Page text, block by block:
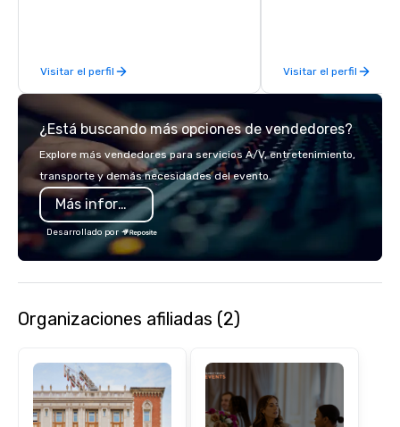
Visitar el perfil Visitar el perfil
¿Está buscando más opciones de vendedores?
Explore más vendedores para servicios A/V, entretenimiento,
transporte y demás necesidades del evento.
Más información
Desarrollado por
Organizaciones afiliadas (2)